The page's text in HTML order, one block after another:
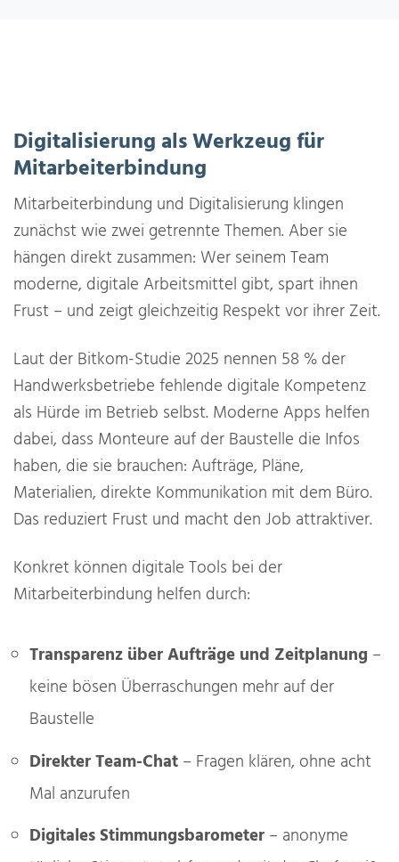
Digitalisierung als Werkzeug für
Mitarbeiterbindung
Mitarbeiterbindung und Digitalisierung klingen
zunächst wie zwei getrennte Themen. Aber sie
hängen direkt zusammen: Wer seinem Team
moderne, digitale Arbeitsmittel gibt, spart ihnen
Frust – und zeigt gleichzeitig Respekt vor ihrer Zeit.
Laut der Bitkom-Studie 2025 nennen 58 % der
Handwerksbetriebe fehlende digitale Kompetenz
als Hürde im Betrieb selbst. Moderne Apps helfen
dabei, dass Monteure auf der Baustelle die Infos
haben, die sie brauchen: Aufträge, Pläne,
Materialien, direkte Kommunikation mit dem Büro.
Das reduziert Frust und macht den Job attraktiver.
Konkret können digitale Tools bei der
Mitarbeiterbindung helfen durch:
Transparenz über Aufträge und Zeitplanung –
keine bösen Überraschungen mehr auf der
Baustelle
Direkter Team-Chat – Fragen klären, ohne acht
Mal anzurufen
Digitales Stimmungsbarometer – anonyme